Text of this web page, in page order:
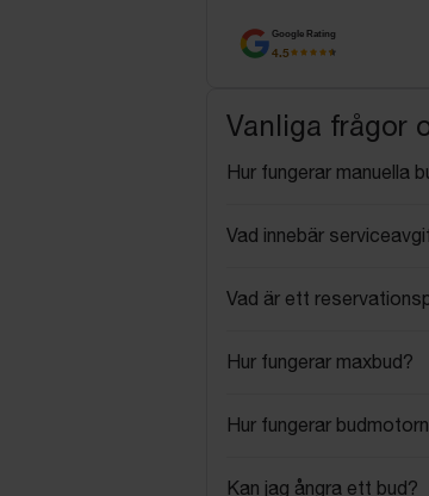
Google Rating
4.5
Vanliga frågor
Hur fungerar manuella
Vad innebär
Vad är ett
Hur fungerar maxbud?
Hur fungerar
Kan jag ångra ett bud?